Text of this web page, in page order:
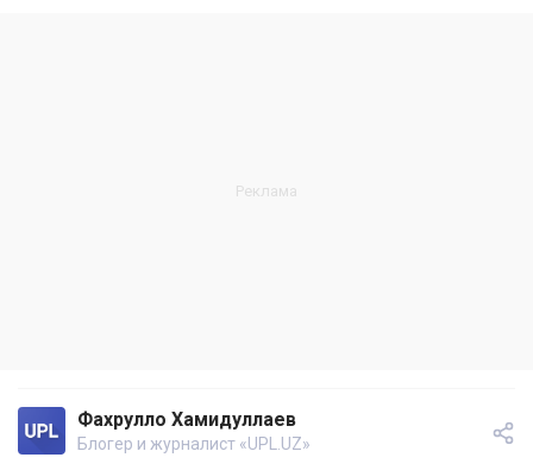
Фахрулло Хамидуллаев
Блогер и журналист «UPL.UZ»